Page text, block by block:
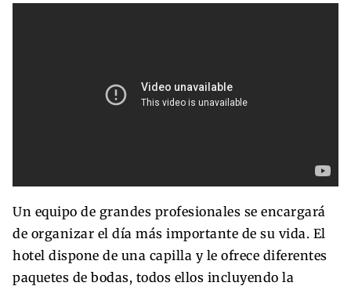
Un equipo de grandes profesionales se encargará
de organizar el día más importante de su vida. El
hotel dispone de una capilla y le ofrece diferentes
paquetes de bodas, todos ellos incluyendo la